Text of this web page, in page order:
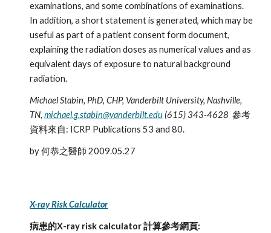
examinations, and some combinations of examinations.
In addition, a short statement is generated, which may be
useful as part of a patient consent form document,
explaining the radiation doses as numerical values and as
equivalent days of exposure to natural background
radiation.
Michael Stabin, PhD, CHP, Vanderbilt University, Nashville,
TN, michael.g.stabin@vanderbilt.edu (615) 343-4628 參考
資料來自: ICRP Publications 53 and 80.
by 何恭之醫師 2009.05.27
X-ray Risk Calculator
病患的X-ray risk calculator 計算參考網頁: